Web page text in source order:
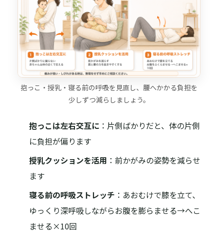
抱っこ・授乳・寝る前の呼吸を見直し、腰へかかる負担を
少しずつ減らしましょう。
抱っこは左右交互に ：片側ばかりだと、体の片側
に負担が偏ります
授乳クッションを活用 ：前かがみの姿勢を減らせ
ます
寝る前の呼吸ストレッチ ：あおむけで膝を立て、
ゆっくり深呼吸しながらお腹を膨らませる→へこ
ませる×10回